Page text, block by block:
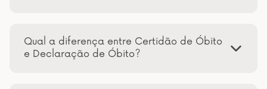
Qual a diferença entre Certidão de Óbito
e Declaração de Óbito?